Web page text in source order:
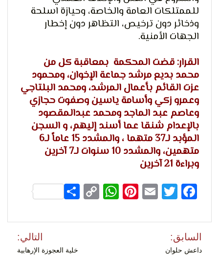
لحرية
الرأي
التعبير
للممتلكات العامة والخاصة، وحيازة اسلحة
وذخائر دون ترخيص، التظاهر دون إخطار
الجهات الأمنية.
القرار: قضت المحكمة بمعاقبة كل من
محمد بديع مرشد جماعة الإخوان، ومحمود
عزت القائم بأعمال المرشد، ومحمد البلتاجي
وعمرو زكي وأسامة ياسين وصفوت حجازي
وعاصم عبد الماجد ومحمد عبدالمقصود
بالإعدام شنقا عما أسند إليهم، و السجن
المؤبد لـ37 متهما ، والمشدد 15 عاماً لـ6
متهمين، والمشدد 10 سنوات لـ7 آخرين
وبراءة 21 آخرين
Facebook
Twitter
Email
Pinterest
WhatsApp
Copy
Share
تصفّح
المقالات
السابق:
داعش حلوان
التالي:
خلية العجوزة الإرهابية